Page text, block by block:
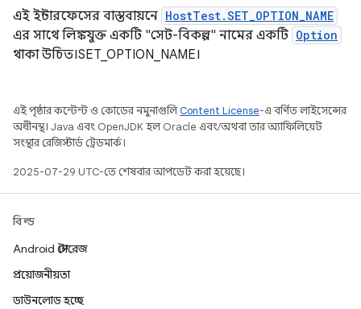
এই ইন্টারফেসের বাস্তবায়নে HostTest.SET_OPTION_NAME
এর সাথে লিঙ্কযুক্ত একটি "সেট-বিকল্প" নামের একটি Option
থাকা উচিত।SET_OPTION_NAME।
এই পৃষ্ঠার কন্টেন্ট ও কোডের নমুনাগুলিContent License-এ বর্ণিত লাইসেন্সের
অধীনস্থ। Java এবং OpenJDK হল Oracle এবং/অথবা তার অ্যাফিলিয়েট
সংস্থার রেজিস্টার্ড ট্রেডমার্ক।
2025-07-29 UTC-তে শেষবার আপডেট করা হয়েছে।
বিল্ড
Android স্টোরেজ
প্রয়োজনীয়তা
ডাউনলোড হচ্ছে